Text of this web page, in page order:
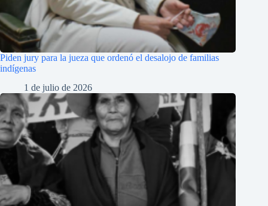
Piden jury para la jueza que ordenó el desalojo de familias
indígenas
1 de julio de 2026